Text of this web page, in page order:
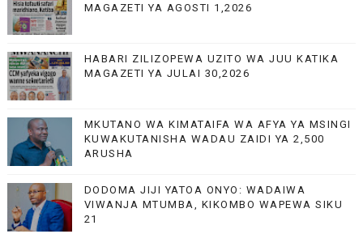
MAGAZETI YA AGOSTI 1,2026
HABARI ZILIZOPEWA UZITO WA JUU KATIKA
MAGAZETI YA JULAI 30,2026
MKUTANO WA KIMATAIFA WA AFYA YA MSINGI
KUWAKUTANISHA WADAU ZAIDI YA 2,500
ARUSHA
DODOMA JIJI YATOA ONYO: WADAIWA
VIWANJA MTUMBA, KIKOMBO WAPEWA SIKU
21